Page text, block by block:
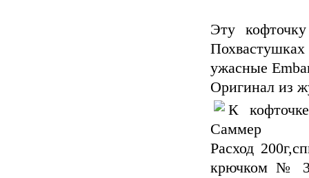
Эту
ужасные
Оригинал из
К
Саммер
Расход
крючком № 3.